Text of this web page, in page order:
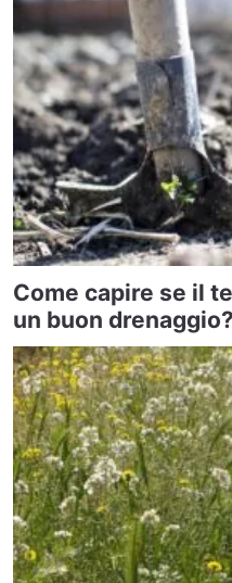
Come capire se il
un buon drenaggio?